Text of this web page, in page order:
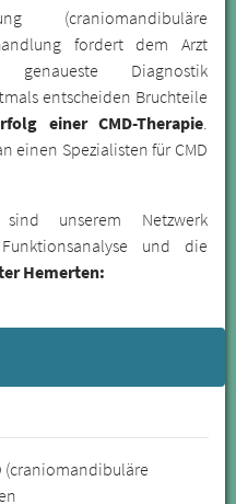
(craniomandibuläre
fordert dem Arzt
Diagnostik
entscheiden Bruchteile
einer CMD-Therapie.
einen Spezialisten für CMD
unserem Netzwerk
und die
Hemerten:
(craniomandibuläre